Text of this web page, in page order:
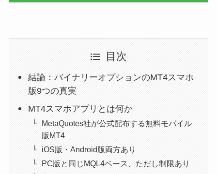
目次
結論：バイナリーオプションのMT4スマホ
版9つの真実
MT4スマホアプリとは何か
MetaQuotes社が公式配布する無料モバイル
版MT4
iOS版・Android版両方あり
PC版と同じMQL4ベース、ただし制限あり